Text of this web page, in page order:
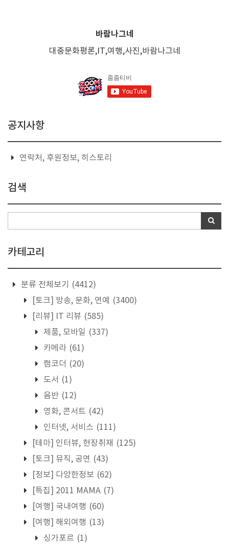
바람나그네
대중문화평론,IT,여행,사진,바람나그네
공지사항
연락처, 후원정보, 히스토리
검색
카테고리
분류 전체보기
(4412)
[토크] 방송, 문화, 연예
(3400)
[리뷰] IT 리뷰 (585)
제품, 모바일 (337)
카메라 (61)
캠코더 (20)
도서 (1)
음반 (12)
영화, 콘서트 (42)
인터넷, 서비스 (111)
[테마] 인터뷰, 현장취재 (125)
[토크] 뮤직, 공연 (43)
[정보] 다양한정보 (62)
[특집] 2011 MAMA (7)
[여행] 국내여행 (60)
[여행] 해외여행 (13)
싱가포르 (1)